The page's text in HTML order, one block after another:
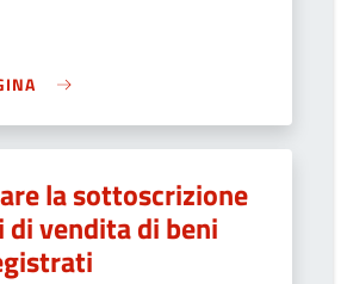
la sottoscrizione
vendita di beni